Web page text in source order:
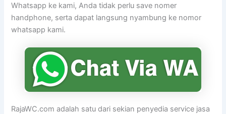
Whatsapp ke kami, Anda tidak perlu save nomer
handphone, serta dapat langsung nyambung ke nomor
whatsapp kami.
RajaWC.com adalah satu dari sekian penyedia service jasa